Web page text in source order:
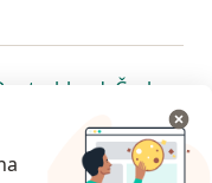
pestaña
una nueva pestaña
abre en una nueva
se abre en
Česko
pestaña
nueva pestaña
en una nueva pestaña
se abre en una nueva
se abre en
se
abre en una nueva